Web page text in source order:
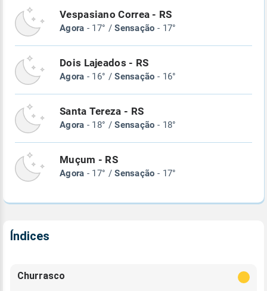
Vespasiano Correa - RS
Agora - 17° /Sensação - 17°
Dois Lajeados - RS
Agora - 16° /Sensação - 16°
Santa Tereza - RS
Agora - 18° /Sensação - 18°
Muçum - RS
Agora - 17° /Sensação - 17°
Índices
Churrasco